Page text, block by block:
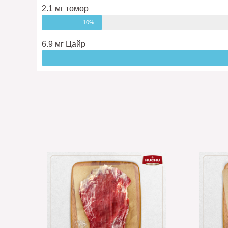
2.1 мг төмөр
10%
6.9 мг Цайр